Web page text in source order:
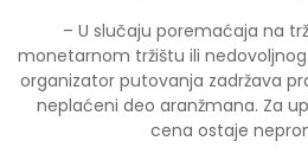
– U slučaju poremaćaja na
monetarnom tržištu ili
organizator putovanja zadržava
neplaćeni deo aranžmana. Za
cena ostaje